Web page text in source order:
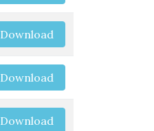
Download
Download
Download